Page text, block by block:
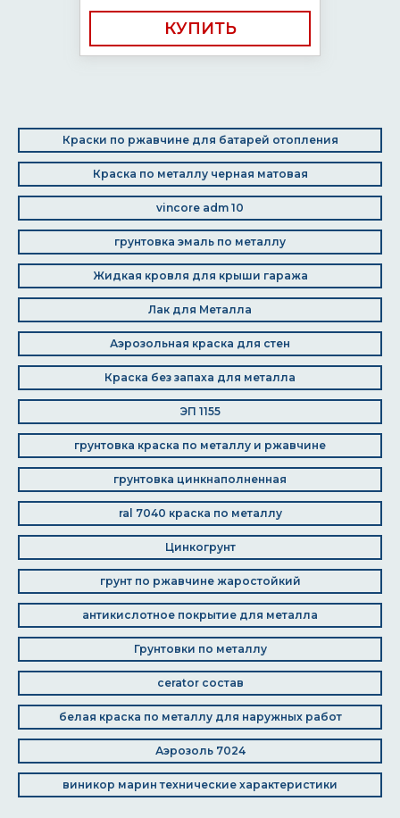
КУПИТЬ
Краски по ржавчине для батарей отопления
Краска по металлу черная матовая
vincore adm 10
грунтовка эмаль по металлу
Жидкая кровля для крыши гаража
Лак для Металла
Аэрозольная краска для стен
Краска без запаха для металла
ЭП 1155
грунтовка краска по металлу и ржавчине
грунтовка цинкнаполненная
ral 7040 краска по металлу
Цинкогрунт
грунт по ржавчине жаростойкий
антикислотное покрытие для металла
Грунтовки по металлу
cerator состав
белая краска по металлу для наружных работ
Аэрозоль 7024
виникор марин технические характеристики